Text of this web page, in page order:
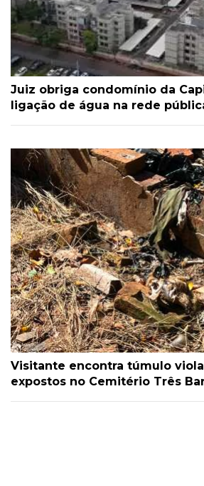
Juiz obriga condomínio da
ligação de água na rede
Visitante encontra túmulo
expostos no Cemitério Três